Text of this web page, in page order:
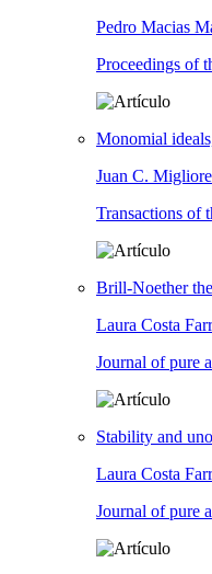
Pedro Macias
Proceedings of
Monomial
Juan C. Migliore
Transactions of
Brill-Noether
Laura Costa
Journal of pure
Stability and
Laura Costa
Journal of pure